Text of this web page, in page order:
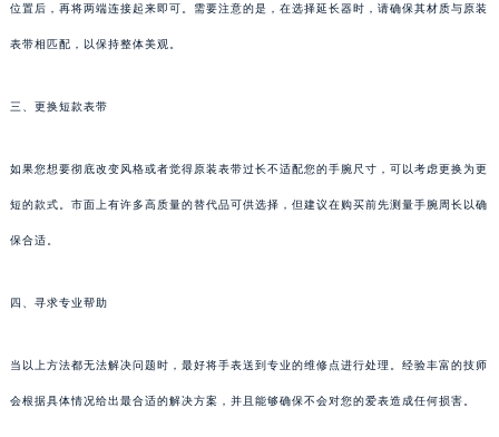
位置后，再将两端连接起来即可。需要注意的是，在选择延长器时，请确保其材质与原装
表带相匹配，以保持整体美观。
三、更换短款表带
如果您想要彻底改变风格或者觉得原装表带过长不适配您的手腕尺寸，可以考虑更换为更
短的款式。市面上有许多高质量的替代品可供选择，但建议在购买前先测量手腕周长以确
保合适。
四、寻求专业帮助
当以上方法都无法解决问题时，最好将手表送到专业的维修点进行处理。经验丰富的技师
会根据具体情况给出最合适的解决方案，并且能够确保不会对您的爱表造成任何损害。